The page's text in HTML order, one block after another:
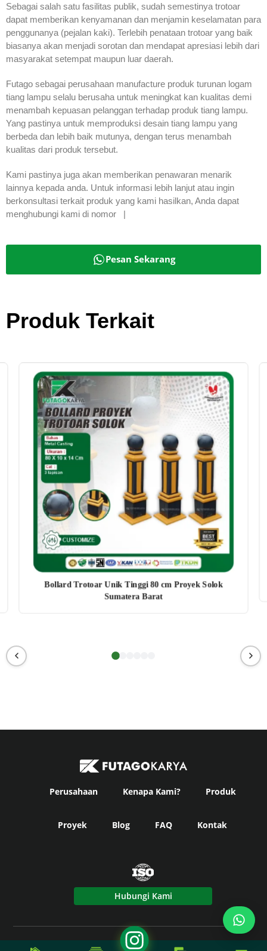
Sebagai salah satu fasilitas publik, sudah semestinya trotoar
dapat memberikan kenyamanan dan menjamin keselamatan para
penggunanya (pejalan kaki). Terlebih penataan trotoar yang baik
biasanya akan menjadi sorotan dan mendapat apresiasi lebih dari
masyarakat setempat maupun luar daerah.
Futago sebagai perusahaan manufacture produk turunan logam
tiang lampu selalu berusaha untuk meningkat kan kualitas demi
menambah kepuasan pelanggan terhadap produk tiang lampu.
Yang pastinya untuk memproduksi desain tiang lampu yang
berbeda dan lebih baik mutunya, dengan terus menambah
kualitas dari produk tersebut.
Kami pastinya juga akan memberikan penawaran menarik
lainnya kepada anda. Untuk informasi lebih lanjut atau ingin
berkonsultasi terkait produk yang kami hasilkan, Anda dapat
menghubungi kami di nomor |
Pesan Sekarang
Produk Terkait
Bollard Trotoar Unik Tinggi 80 cm Proyek Solok
Sumatera Barat
Perusahaan Kenapa Kami? Produk
Proyek Blog FAQ Kontak
Hubungi Kami
© Copyright Futago Karya2024. All Rights Reserved -